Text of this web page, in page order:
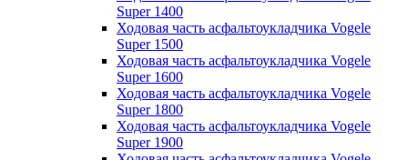
Super 1400
Ходовая часть асфальтоукладчика Vogele
Super 1500
Ходовая часть асфальтоукладчика Vogele
Super 1600
Ходовая часть асфальтоукладчика Vogele
Super 1800
Ходовая часть асфальтоукладчика Vogele
Super 1900